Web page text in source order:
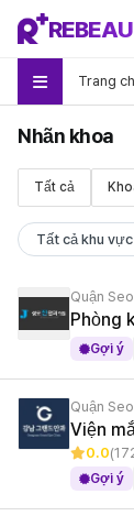
Trang
Nhãn khoa
Tất cả
Quận
Phòng
Gợi ý
Quận
Viện
0.0
Gợi ý